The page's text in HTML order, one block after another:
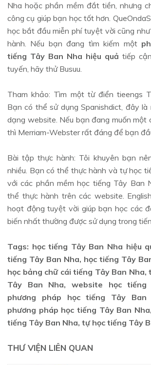
Nha hoặc phần mềm đắt tiền, nhưng
công cụ giúp bạn học tốt hơn.
học bắt đầu miễn phí tuyệt vời cũng
hành. Nếu bạn đang tìm kiếm một
tiếng Tây Ban Nha hiệu quả tiếp
tuyến, hãy thử Busuu.
Tham khảo: Tìm một từ điển tieengs
Bạn có thể sử dụng Spanishdict, đây
dạng website. Nếu bạn đang muốn một
thì Merriam-Webster rất đáng để bạn
Bài tập thực hành: Tôi khuyên bạn
nhiều. Bạn có thể thực hành và tự học
với các phần mềm học tiếng Tây Ban
thể thực hành trên các website.
hoạt động tuyệt vời giúp bạn học các
biến nhất thường được sử dụng trong
Tags: học tiếng Tây Ban Nha hiệu
tiếng Tây Ban Nha, học tiếng Tây
học bảng chữ cái tiếng Tây Ban Nha,
Tây Ban Nha, website học tiếng
phương pháp học tiếng Tây Ban
phương pháp học tiếng Tây Ban
tiếng Tây Ban Nha, tự học tiếng Tây
THƯ VIỆN LIÊN QUAN